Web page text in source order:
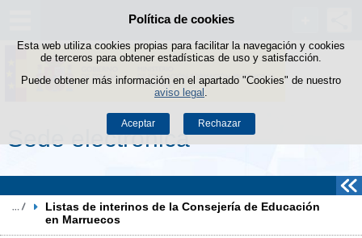
Política de cookies
Esta web utiliza cookies propias para facilitar la navegación y cookies
de terceros para obtener estadísticas de uso y satisfacción.
Puede obtener más información en el apartado "Cookies" de nuestro
aviso legal
Aceptar Rechazar
Saltar al contenido
Sede electrónica
Listas de interinos de la Consejería de Educación
en Marruecos